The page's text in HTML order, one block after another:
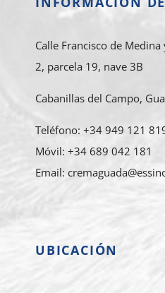
Calle Francisco de
2, parcela 19, nave 3B
Cabanillas del Campo,
Teléfono: +34 949 121
Móvil: +34 689 042 181
Email:
UBICACIÓN